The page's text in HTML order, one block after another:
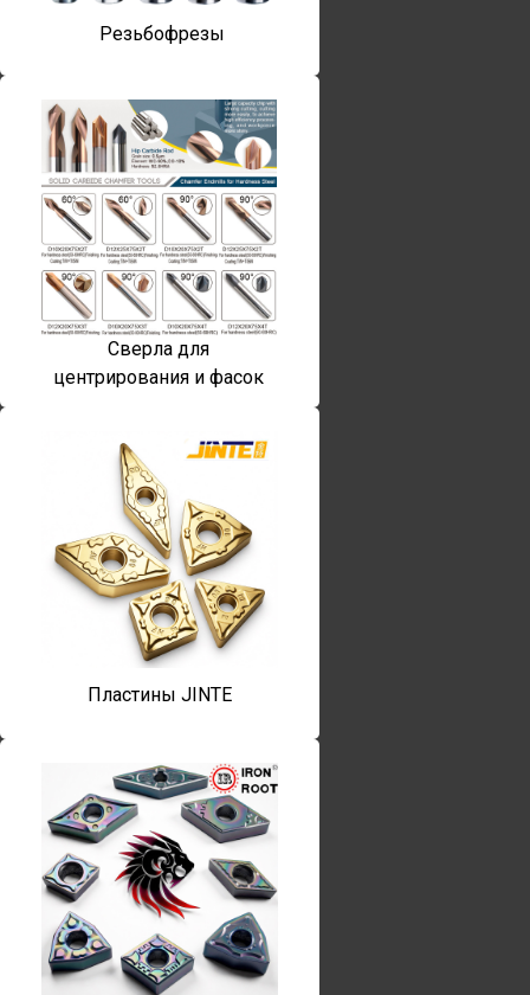
Резьбофрезы
Сверла для
центрирования и фасок
Пластины JINTE